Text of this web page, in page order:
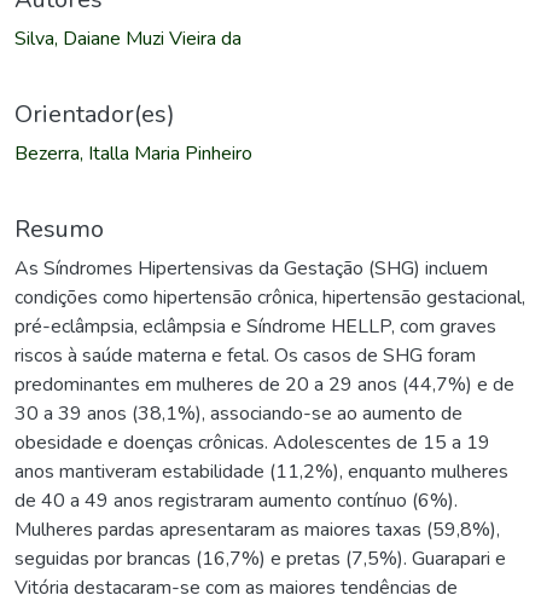
Silva, Daiane Muzi Vieira da
Orientador(es)
Bezerra, Italla Maria Pinheiro
Resumo
As Síndromes Hipertensivas da Gestação (SHG) incluem
condições como hipertensão crônica, hipertensão gestacional,
pré-eclâmpsia, eclâmpsia e Síndrome HELLP, com graves
riscos à saúde materna e fetal. Os casos de SHG foram
predominantes em mulheres de 20 a 29 anos (44,7%) e de
30 a 39 anos (38,1%), associando-se ao aumento de
obesidade e doenças crônicas. Adolescentes de 15 a 19
anos mantiveram estabilidade (11,2%), enquanto mulheres
de 40 a 49 anos registraram aumento contínuo (6%).
Mulheres pardas apresentaram as maiores taxas (59,8%),
seguidas por brancas (16,7%) e pretas (7,5%). Guarapari e
Vitória destacaram-se com as maiores tendências de